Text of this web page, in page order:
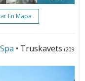
En Mapa
• Truskavets (209